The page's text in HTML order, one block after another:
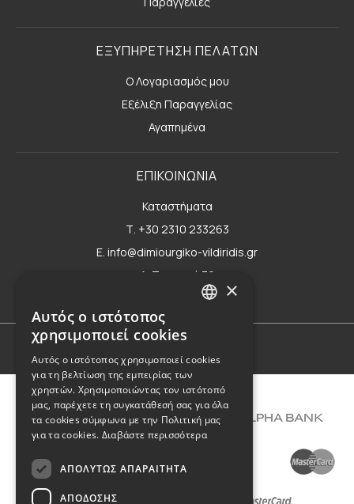
ΕΞΥΠΗΡΕΤΗΣΗ ΠΕΛΑΤΩΝ
Ο Λογαριασμός μου
Εξέλιξη Παραγγελίας
Αγαπημένα
ΕΠΙΚΟΙΝΩΝΙΑ
Καταστήματα
Τ. +30 2310 233263
E. info@dimiourgiko-vildiridis.gr
Δ. Τσιμισκή 70
Φόρμα επικοινωνίας×
Αυτός ο ιστότοπος
χρησιμοποιεί cookies
Αυτός ο ιστότοπος χρησιμοποιεί cookies
για τη βελτίωση της εμπειρίας των
χρηστών. Χρησιμοποιώντας τον ιστότοπό
μας, παρέχετε τη συγκατάθεσή σας για όλα
τα cookies σύμφωνα με την Πολιτική μας
για τα cookies. Διαβάστε περισσότερα
ΑΠΟΛΎΤΩΣ ΑΠΑΡΑΊΤΗΤΑ
ΑΠΌΔΟΣΗΣ